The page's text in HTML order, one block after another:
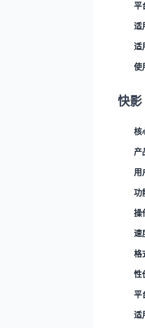
平
适
适
使
快影
核
产
用
功
操
速
格
性
平
适